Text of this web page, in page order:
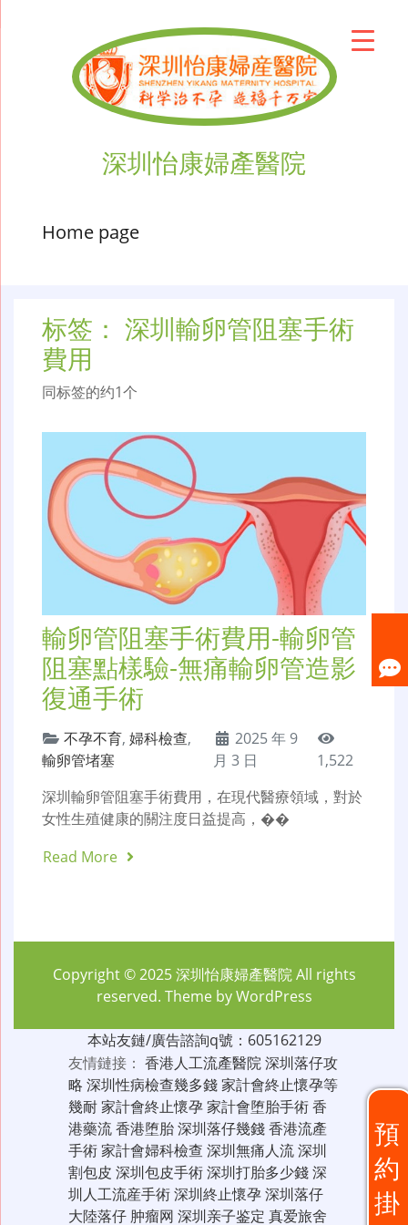
深圳怡康婦產醫院
Home page
标签： 深圳輸卵管阻塞手術
費用
同标签的约1个
輸卵管阻塞手術費用-輸卵管
阻塞點樣驗-無痛輸卵管造影
復通手術
不孕不育, 婦科檢查,
輸卵管堵塞
2025 年 9
月 3 日
1,522
深圳輸卵管阻塞手術費用，在現代醫療領域，對於
女性生殖健康的關注度日益提高，��
Read More
預
約
掛
Copyright © 2025深圳怡康婦產醫院All rights
reserved. Theme byWordPress
本站友鏈/廣告諮詢q號：605162129
友情鏈接： 香港人工流產醫院深圳落仔攻
略 深圳性病檢查幾多錢家計會終止懷孕等
幾耐家計會終止懷孕家計會堕胎手術香
港藥流香港堕胎深圳落仔幾錢香港流產
手術家計會婦科檢查 深圳無痛人流深圳
割包皮 深圳包皮手術深圳打胎多少錢深
圳人工流産手術深圳終止懷孕深圳落仔
大陸落仔 肿瘤网 深圳亲子鉴定 真爱旅舍